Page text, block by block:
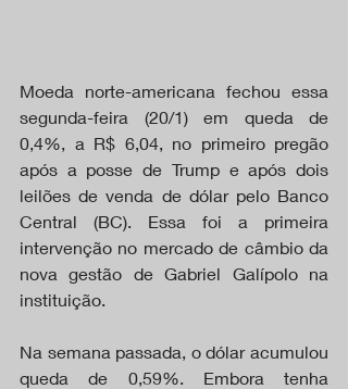
Moeda norte-americana fechou essa
segunda-feira (20/1) em queda de
0,4%, a R$ 6,04, no primeiro pregão
após a posse de Trump e após dois
leilões de venda de dólar pelo Banco
Central (BC). Essa foi a primeira
intervenção no mercado de câmbio da
nova gestão de Gabriel Galípolo na
instituição.
Na semana passada, o dólar acumulou
queda de 0,59%. Embora tenha